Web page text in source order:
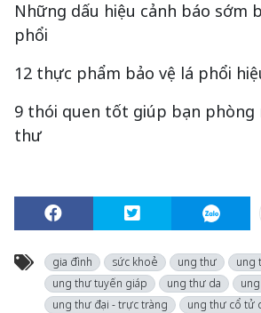
Những dấu hiệu cảnh báo sớm
phổi
12 thực phẩm bảo vệ lá phổi
9 thói quen tốt giúp bạn phòng
thư
gia đình sức khoẻ ung thư
ung
ung thư tuyến giáp
ung thư da
ung thư đại - trực tràng
ung thư cổ tử